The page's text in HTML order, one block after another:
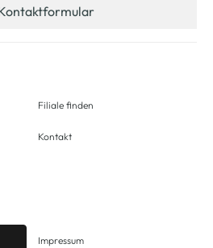
Filiale finden
Kontakt
Impressum